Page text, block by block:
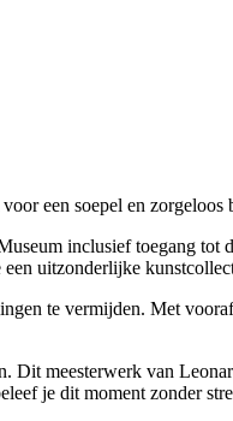
een soepel en zorgeloos
inclusief toegang
uitzonderlijke
te vermijden. Met
meesterwerk van
je dit moment zonder